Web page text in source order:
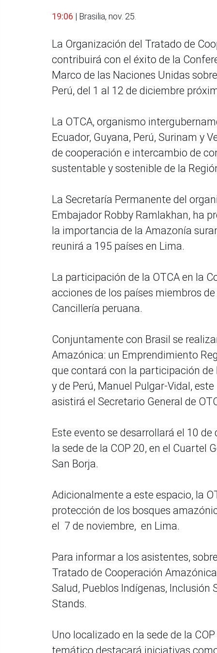
19:06 | Brasilia, nov. 25.
La Organización del Tratado de
contribuirá con el éxito de la
Marco de las Naciones Unidas
Perú, del 1 al 12 de diciembre
La OTCA, organismo
Ecuador, Guyana, Perú, Surinam y
de cooperación e intercambio de
sustentable y sostenible de la
La Secretaría Permanente del
Embajador Robby Ramlakhan, ha
la importancia de la Amazonía
reunirá a 195 países en Lima.
La participación de la OTCA en la
acciones de los países miembros
Cancillería peruana.
Conjuntamente con Brasil se
Amazónica: un Emprendimiento
que contará con la participación de
y de Perú, Manuel Pulgar-Vidal,
asistirá el Secretario General de
Este evento se desarrollará el 10
la sede de la COP 20, en el Cuartel
San Borja.
Adicionalmente a este espacio, la
protección de los bosques
el 7 de noviembre, en Lima.
Para informar a los asistentes,
Tratado de Cooperación
Salud, Pueblos Indígenas,
Stands.
Uno localizado en la sede de la
temático destacará iniciativas